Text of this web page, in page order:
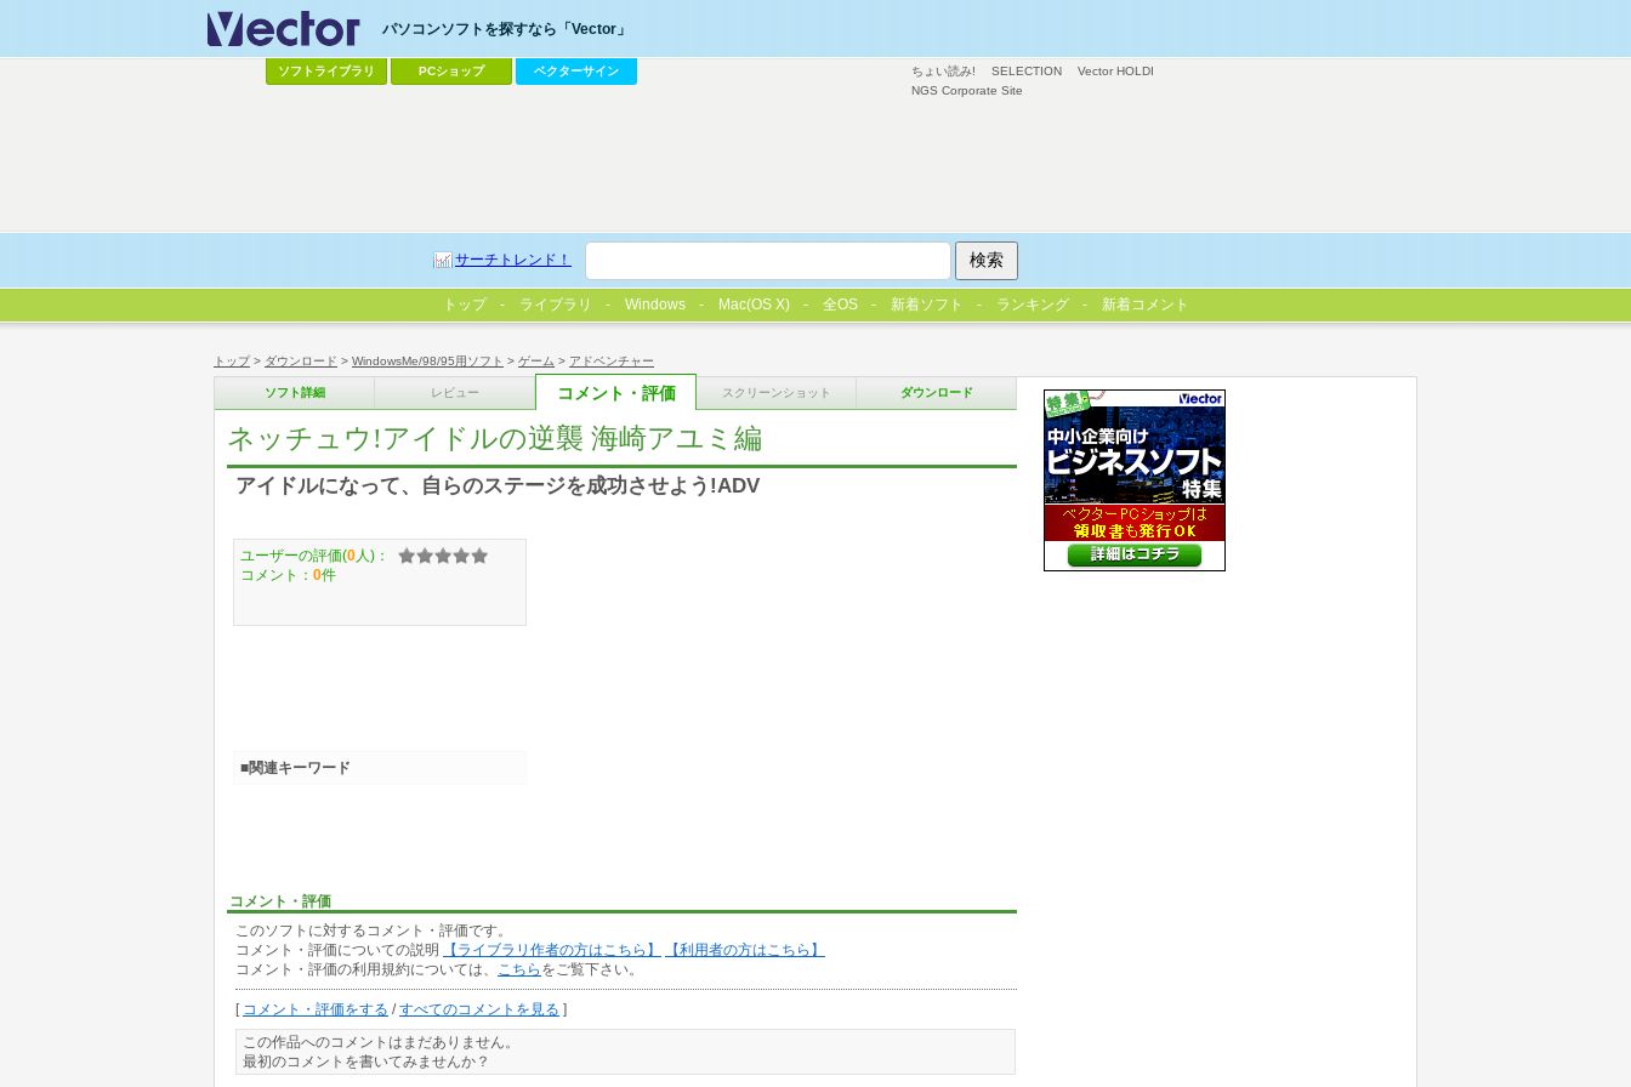
トップ> ダウンロード > WindowsMe/98/95用ソフト > ゲーム > アドベンチャー
ソフト詳細 レビュー コメント・評価 スクリーンショット ダウンロード
ネッチュウ!アイドルの逆襲 海崎アユミ編
アイドルになって、自らのステージを成功させよう!ADV
コメント・評価
このソフトに対するコメント・評価です。
コメント・評価についての説明
【ライブラリ作者の方はこちら】
【利用者の方はこちら】
コメント・評価の利用規約については、
こちら をご覧下さい。
[ コメント・評価をする /すべてのコメントを見る ]
この作品へのコメントはまだありません。
最初のコメントを書いてみませんか？
ユーザーの評価(0 人)：
コメント： 0件
■関連キーワード
ちょい読み! SELECTION
Vector HOLDI
NGS Corporate Site
パソコンソフトを探すなら「Vector」
ソフトライブラリ PCショップ ベクターサイン
サーチトレンド！
トップ ライブラリ Windows Mac(OS X) 全OS 新着ソフト ランキング 新着コメント